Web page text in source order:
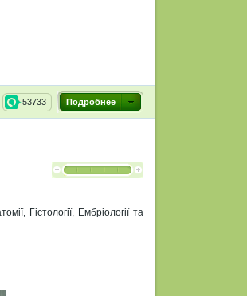
Подробнее
53733
Гістології, Ембріології та